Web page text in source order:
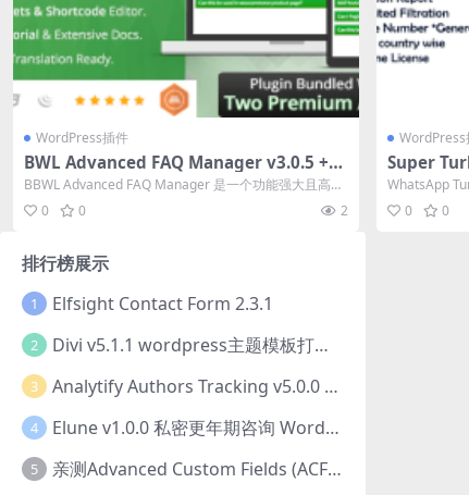
WordPress插件
BWL Advanced FAQ Manager v3.0.5 +a
ddons FAQ常见问题管理插件下载
BBWL Advanced FAQ Manager 是一个功能强大且高级
的 Wo...
0 0 2
WordPress
Super
用源码下载
WhatsApp
能够过滤大约
0 0
排行榜展示
1 Elfsight Contact Form 2.3.1
2 Divi v5.1.1 wordpress主题模板打包下载（Theme + Builder+ Extra Theme + Templates + Layouts + PSD）
3 Analytify Authors Tracking v5.0.0 插件破解版下载
4 Elune v1.0.0 私密更年期咨询 WordPress 主题下载
5 亲测Advanced Custom Fields (ACF) Pro v6.8.0.1 + Advanced Custom Fields: Extended PRO v0.9.2.3 | 网站开发自定义字段插件下载